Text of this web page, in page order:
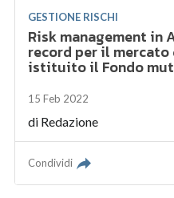
GESTIONE RISCHI
Risk management in
record per il
istituito il Fondo
15 Feb 2022
di Redazione
Condividi